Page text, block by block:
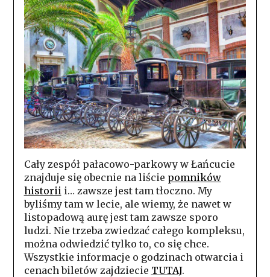
Cały zespół pałacowo-parkowy w Łańcucie
znajduje się obecnie na liście pomników
historii i… zawsze jest tam tłoczno. My
byliśmy tam w lecie, ale wiemy, że nawet w
listopadową aurę jest tam zawsze sporo
ludzi. Nie trzeba zwiedzać całego kompleksu,
można odwiedzić tylko to, co się chce.
Wszystkie informacje o godzinach otwarcia i
cenach biletów zajdziecie TUTAJ.